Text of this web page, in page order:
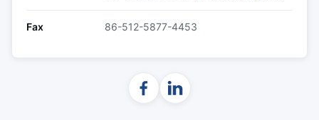
Fax 86-512-5877-4453